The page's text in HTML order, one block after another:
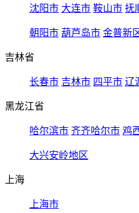
沈阳市 大连市 鞍山市 抚
朝阳市 葫芦岛市 金普新
吉林省
长春市 吉林市 四平市 辽
黑龙江省
哈尔滨市 齐齐哈尔市 鸡
大兴安岭地区
上海
上海市